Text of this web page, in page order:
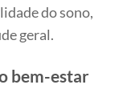
do sono,
geral.
bem-estar